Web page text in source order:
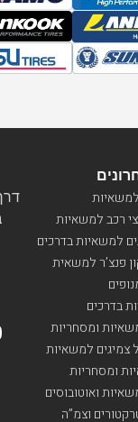
דרך
למשאיות
רכב למשאיות
פנצ’ר למשאית
בדרכים
ומסחריות
צמיגים למשאיות
ומסחריות
ואוטובוסים
וצמ”ה